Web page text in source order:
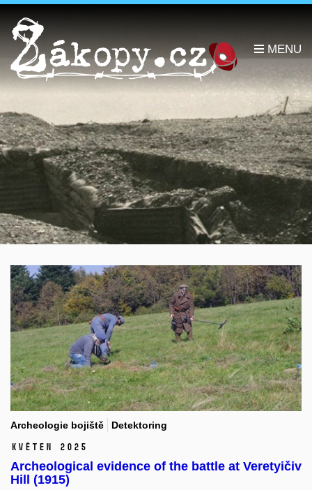
Archeologie bojiště Detektoring
květen 2025
Archeological evidence of the battle at Veretyičiv
Hill (1915)